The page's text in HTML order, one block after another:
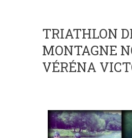
TRIATHLON
MONTAGNE
VÉRÉNA